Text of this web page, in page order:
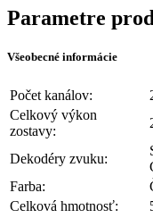
Parametre
Všeobecné informácie
Počet kanálov:
Celkový výkon
zostavy:
Dekodéry zvuku:
Farba:
Celková hmotnosť: